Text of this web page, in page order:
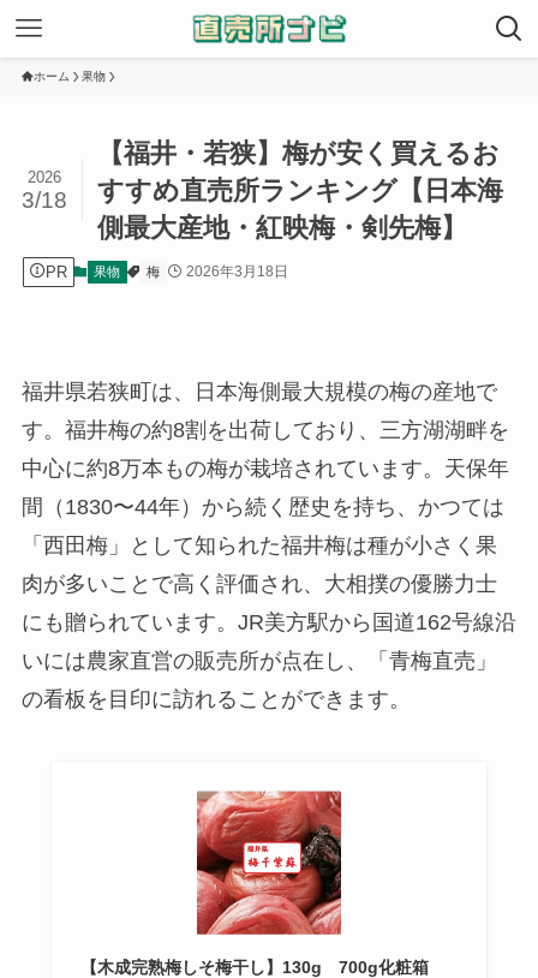
ホーム 果物
【福井・若狭】梅が安く買えるお
すすめ直売所ランキング【日本海
側最大産地・紅映梅・剣先梅】
2026
3/18
PR 果物 梅 2026年3月18日
福井県若狭町は、日本海側最大規模の梅の産地で
す。福井梅の約8割を出荷しており、三方湖湖畔を
中心に約8万本もの梅が栽培されています。天保年
間（1830〜44年）から続く歴史を持ち、かつては
「西田梅」として知られた福井梅は種が小さく果
肉が多いことで高く評価され、大相撲の優勝力士
にも贈られています。JR美方駅から国道162号線沿
いには農家直営の販売所が点在し、「青梅直売」
の看板を目印に訪れることができます。
【木成完熟梅しそ梅干し】130g 700g化粧箱